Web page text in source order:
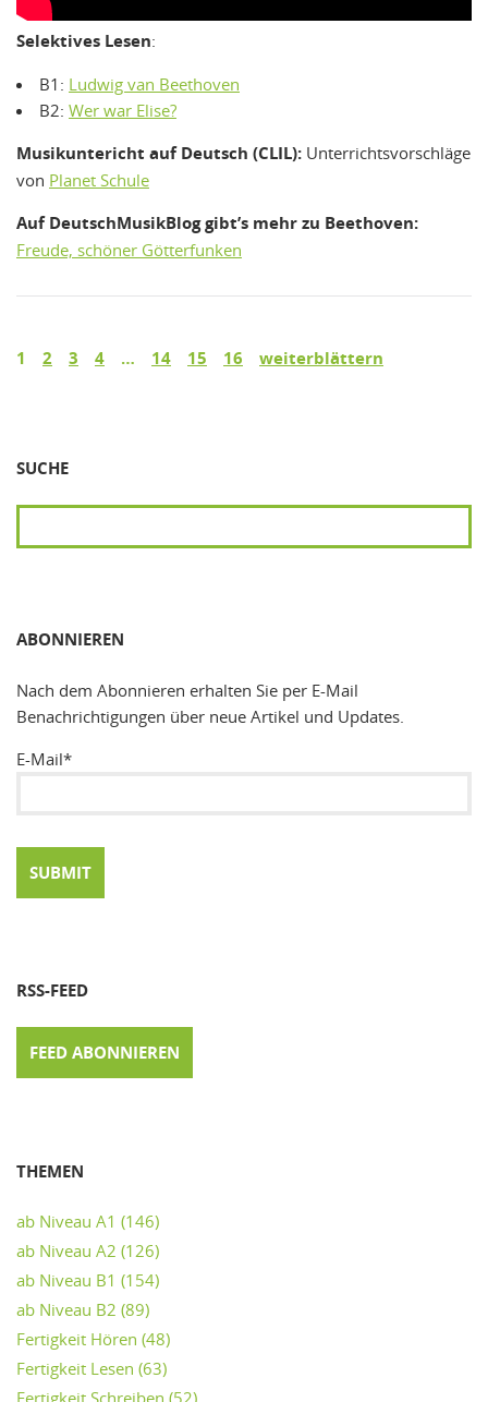
Selektives Lesen:
B1: Ludwig van Beethoven
B2: Wer war Elise?
Musikuntericht auf Deutsch (CLIL): Unterrichtsvorschläge
von Planet Schule
Auf DeutschMusikBlog gibt’s mehr zu Beethoven:
Freude, schöner Götterfunken
1 2 3 4 … 14 15 16 weiterblättern
SUCHE
ABONNIEREN
Nach dem Abonnieren erhalten Sie per E-Mail
Benachrichtigungen über neue Artikel und Updates.
E-Mail*
RSS-FEED
FEED ABONNIEREN
THEMEN
ab Niveau A1 (146)
ab Niveau A2 (126)
ab Niveau B1 (154)
ab Niveau B2 (89)
Fertigkeit Hören (48)
Fertigkeit Lesen (63)